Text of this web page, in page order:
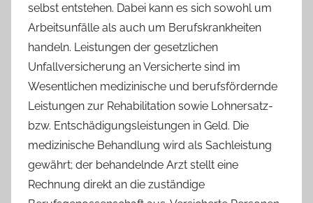
selbst entstehen. Dabei kann es sich sowohl um
Arbeitsunfälle als auch um Berufskrankheiten
handeln. Leistungen der gesetzlichen
Unfallversicherung an Versicherte sind im
Wesentlichen medizinische und berufsfördernde
Leistungen zur Rehabilitation sowie Lohnersatz-
bzw. Entschädigungsleistungen in Geld. Die
medizinische Behandlung wird als Sachleistung
gewährt; der behandelnde Arzt stellt eine
Rechnung direkt an die zuständige